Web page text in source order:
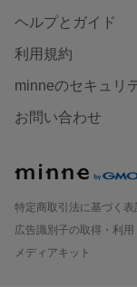
ヘルプとガイド
利用規約
minneのセキュリ
お問い合わせ
特定商取引法に基づく表
広告識別子の取得・利用
メディアキット